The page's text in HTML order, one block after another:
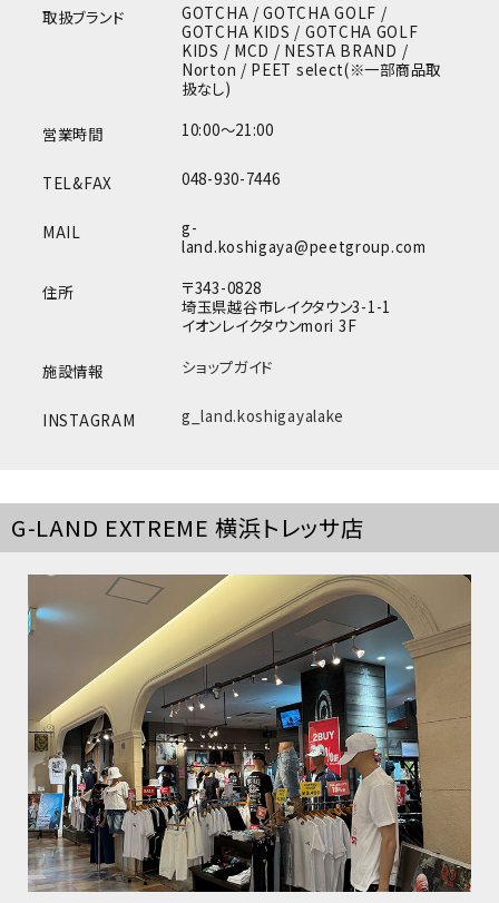
取扱ブランド
GOTCHA / GOTCHA GOLF /
GOTCHA KIDS / GOTCHA GOLF
KIDS / MCD / NESTA BRAND /
Norton / PEET select(※一部商品取
扱なし)
営業時間 10:00～21:00
TEL&FAX 048-930-7446
MAIL
g-
land.koshigaya@peetgroup.com
住所
〒343-0828
埼玉県越谷市レイクタウン3-1-1
イオンレイクタウンmori 3F
施設情報 ショップガイド
INSTAGRAM g_land.koshigayalake
G-LAND EXTREME 横浜トレッサ店